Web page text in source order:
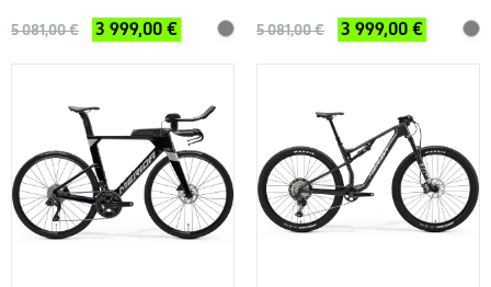
5 081,00 € 3 999,00 € 5 081,00 € 3 999,00 €